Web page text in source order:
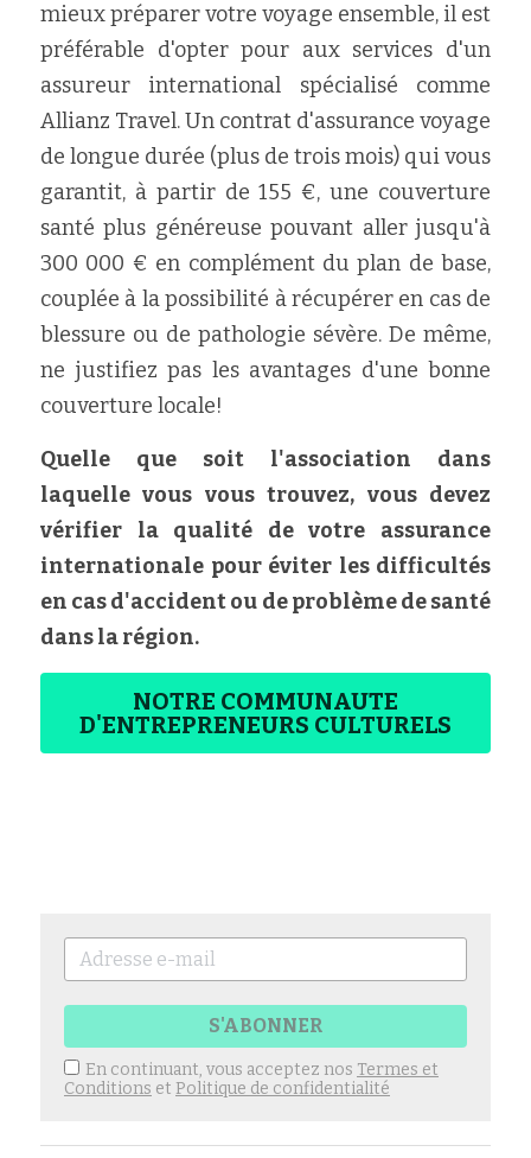
mieux préparer votre voyage ensemble, il est
préférable d'opter pour aux services d'un
assureur international spécialisé comme
Allianz Travel. Un contrat d'assurance voyage
de longue durée (plus de trois mois) qui vous
garantit, à partir de 155 €, une couverture
santé plus généreuse pouvant aller jusqu'à
300 000 € en complément du plan de base,
couplée à la possibilité à récupérer en cas de
blessure ou de pathologie sévère. De même,
ne justifiez pas les avantages d'une bonne
couverture locale!
Quelle que soit l'association dans
laquelle vous vous trouvez, vous devez
vérifier la qualité de votre assurance
internationale pour éviter les difficultés
en cas d'accident ou de problème de santé
dans la région.
NOTRE COMMUNAUTE
D'ENTREPRENEURS CULTURELS
S'ABONNER
En continuant, vous acceptez nos Termes et
Conditions et Politique de confidentialité